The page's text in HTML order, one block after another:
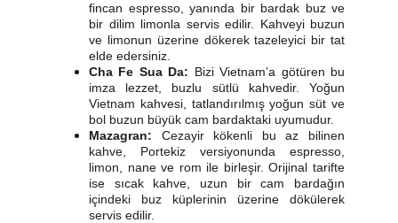
fincan espresso, yanında bir bardak buz ve
bir dilim limonla servis edilir. Kahveyi buzun
ve limonun üzerine dökerek tazeleyici bir tat
elde edersiniz.
Cha Fe Sua Da: Bizi Vietnam’a götüren bu
imza lezzet, buzlu sütlü kahvedir. Yoğun
Vietnam kahvesi, tatlandırılmış yoğun süt ve
bol buzun büyük cam bardaktaki uyumudur.
Mazagran: Cezayir kökenli bu az bilinen
kahve, Portekiz versiyonunda espresso,
limon, nane ve rom ile birleşir. Orijinal tarifte
ise sıcak kahve, uzun bir cam bardağın
içindeki buz küplerinin üzerine dökülerek
servis edilir.